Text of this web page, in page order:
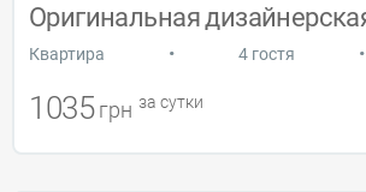
Оригинальная
Квартира • 4 гостя •
1035 грн за сутки